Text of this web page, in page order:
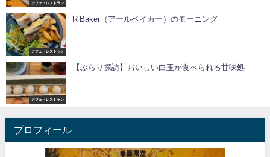
カフェ・レストラン
カフェ・レストラン
R Baker（アールベイカー）のモーニング
カフェ・レストラン
【ぶらり探訪】おいしい白玉が食べられる甘味処
プロフィール